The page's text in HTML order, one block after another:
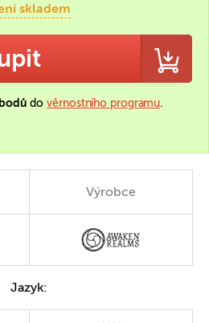
skladem
dověrnostního programu.
Výrobce
Jazyk: